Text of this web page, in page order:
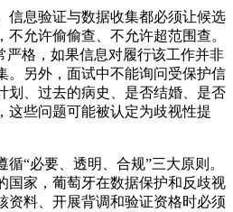
信息验证与数据收集都必须让候选
不允许偷偷查、不允许超范围查。
严格，如果信息对履行该工作并非
。另外，面试中不能询问受保护信
划、过去的病史、是否结婚、是否
这些问题可能被认定为歧视性提
“必要、透明、合规”三大原则。
国家，葡萄牙在数据保护和反歧视
资料、开展背调和验证资格时必须